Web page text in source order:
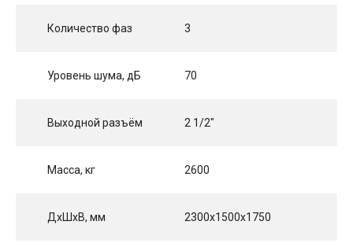
Количество фаз 3
Уровень шума, дБ 70
Выходной разъём 2 1/2"
Масса, кг 2600
ДхШхВ, мм 2300х1500х1750